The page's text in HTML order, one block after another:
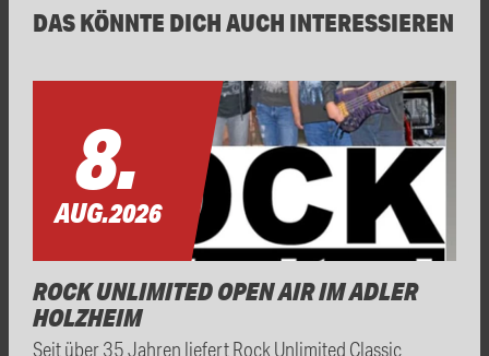
DAS KÖNNTE DICH AUCH INTERESSIEREN
8.
AUG.2026
ROCK UNLIMITED OPEN AIR IM ADLER
HOLZHEIM
Seit über 35 Jahren liefert Rock Unlimited Classic